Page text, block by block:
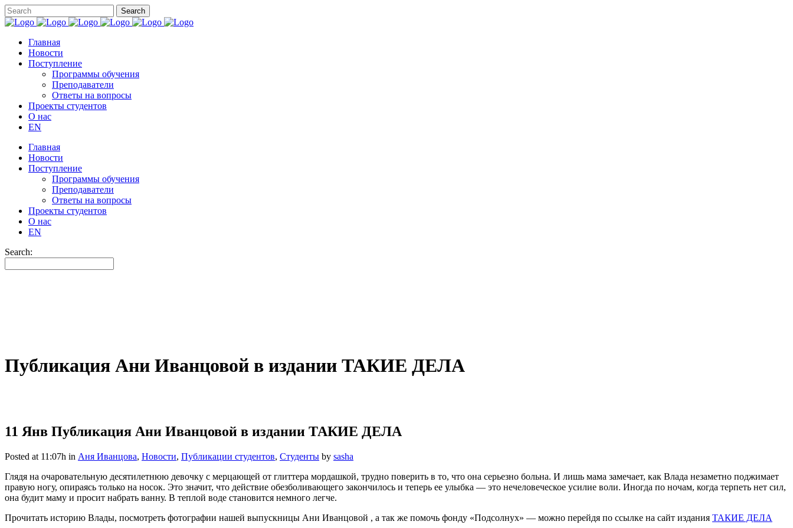
Главная
Новости
Поступление
Программы обучения
Преподаватели
Ответы на вопросы
Проекты студентов
О нас
EN
Главная
Новости
Поступление
Программы обучения
Преподаватели
Ответы на вопросы
Проекты студентов
О нас
EN
Search:
Публикация Ани Иванцовой в издании ТАКИЕ ДЕЛА
11 Янв Публикация Ани Иванцовой в издании ТАКИЕ ДЕЛА
Posted at 11:07h in Аня Иванцова, Новости, Публикации студентов, Студенты by sasha
Глядя на очаровательную десятилетнюю девочку с мерцающей от глиттера мордашкой, трудно поверить в то, что она серьезно больна. И лишь мама замечает, как Влада незаметно поджимает
правую ногу, опираясь только на носок. Это значит, что действие обезболивающего закончилось и теперь ее улыбка — это нечеловеческое усилие воли. Иногда по ночам, когда терпеть нет сил,
она будит маму и просит набрать ванну. В теплой воде становится немного легче.
Прочитать историю Влады, посмотреть фотографии нашей выпускницы Ани Иванцовой , а так же помочь фонду «Подсолнух» — можно перейдя по ссылке на сайт издания ТАКИЕ ДЕЛА